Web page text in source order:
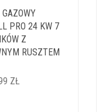
PRO 24 KW 7
Z
RUSZTEM
ZŁ